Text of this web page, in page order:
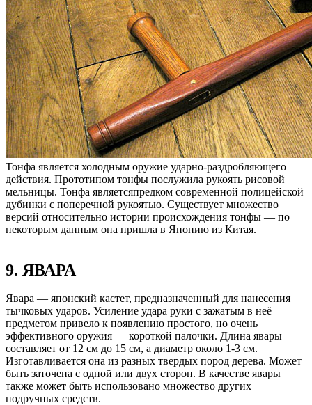
Тонфа является холодным оружие ударно-раздробляющего
действия. Прототипом тонфы послужила рукоять рисовой
мельницы. Тонфа являетсяпредком современной полицейской
дубинки с поперечной рукоятью. Существует множество
версий относительно истории происхождения тонфы — по
некоторым данным она пришла в Японию из Китая.
9. ЯВАРА
Явара — японский кастет, предназначенный для нанесения
тычковых ударов. Усиление удара руки с зажатым в неё
предметом привело к появлению простого, но очень
эффективного оружия — короткой палочки. Длина явары
составляет от 12 см до 15 см, а диаметр около 1-3 см.
Изготавливается она из разных твердых пород дерева. Может
быть заточена с одной или двух сторон. В качестве явары
также может быть использовано множество других
подручных средств.